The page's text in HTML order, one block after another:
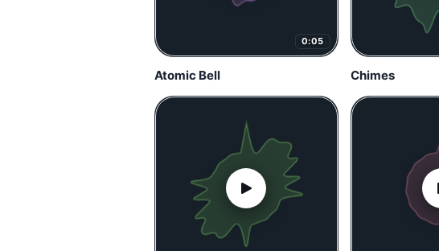
0:05
Atomic Bell Chimes